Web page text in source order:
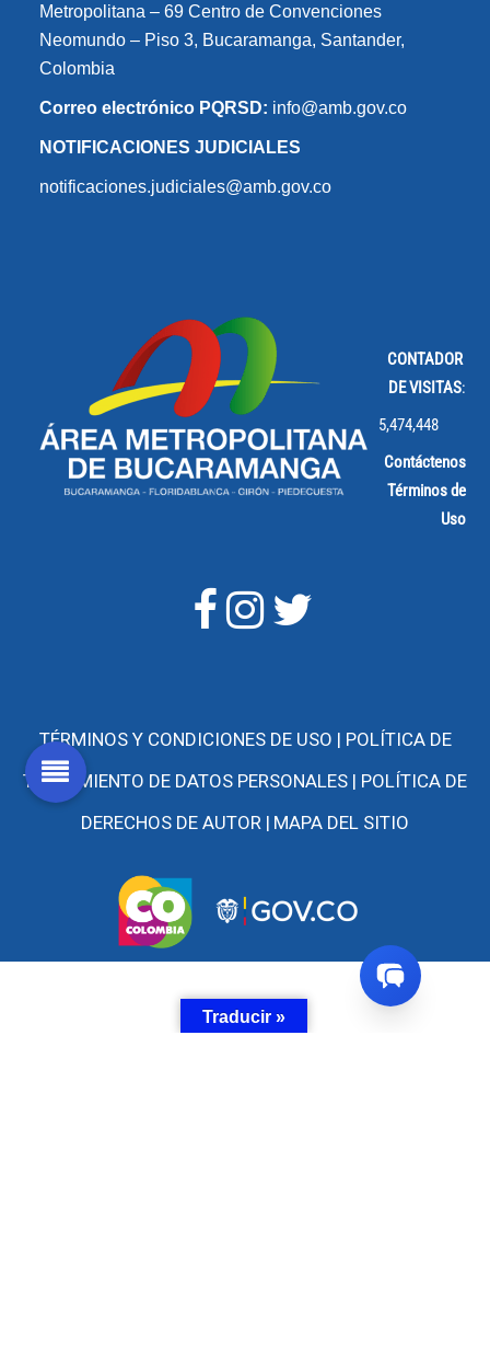
Metropolitana – 69 Centro de Convenciones
Neomundo – Piso 3, Bucaramanga, Santander,
Colombia
Correo electrónico PQRSD: info@amb.gov.co
NOTIFICACIONES JUDICIALES
notificaciones.judiciales@amb.gov.co
CONTADOR
DE VISITAS:
5,474,448
Contáctenos
Términos de
Uso
TÉRMINOS Y CONDICIONES DE USO | POLÍTICA DE
TRATAMIENTO DE DATOS PERSONALES | POLÍTICA DE
DERECHOS DE AUTOR | MAPA DEL SITIO
Traducir »